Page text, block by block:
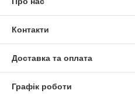
Контакти
Доставка та оплата
Графік роботи